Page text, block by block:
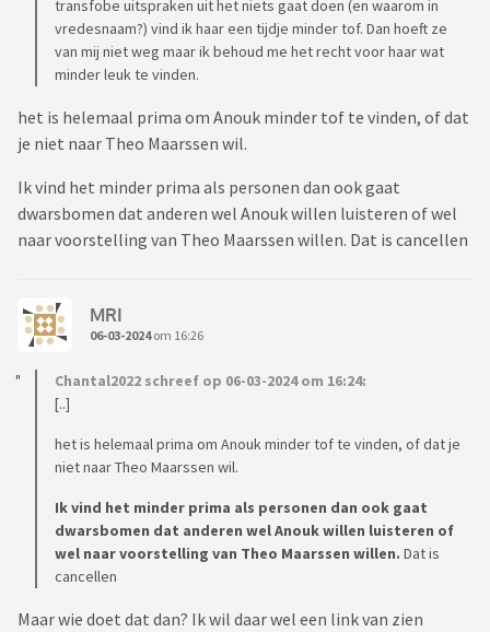
transfobe uitspraken uit het niets gaat doen (en waarom in
vredesnaam?) vind ik haar een tijdje minder tof. Dan hoeft ze
van mij niet weg maar ik behoud me het recht voor haar wat
minder leuk te vinden.
het is helemaal prima om Anouk minder tof te vinden, of dat
je niet naar Theo Maarssen wil.
Ik vind het minder prima als personen dan ook gaat
dwarsbomen dat anderen wel Anouk willen luisteren of wel
naar voorstelling van Theo Maarssen willen. Dat is cancellen
MRI
06-03-2024om 16:26
Chantal2022 schreef op 06-03-2024 om 16:24:
[..]
het is helemaal prima om Anouk minder tof te vinden, of dat je
niet naar Theo Maarssen wil.
Ik vind het minder prima als personen dan ook gaat
dwarsbomen dat anderen wel Anouk willen luisteren of
wel naar voorstelling van Theo Maarssen willen. Dat is
cancellen
Maar wie doet dat dan? Ik wil daar wel een link van zien